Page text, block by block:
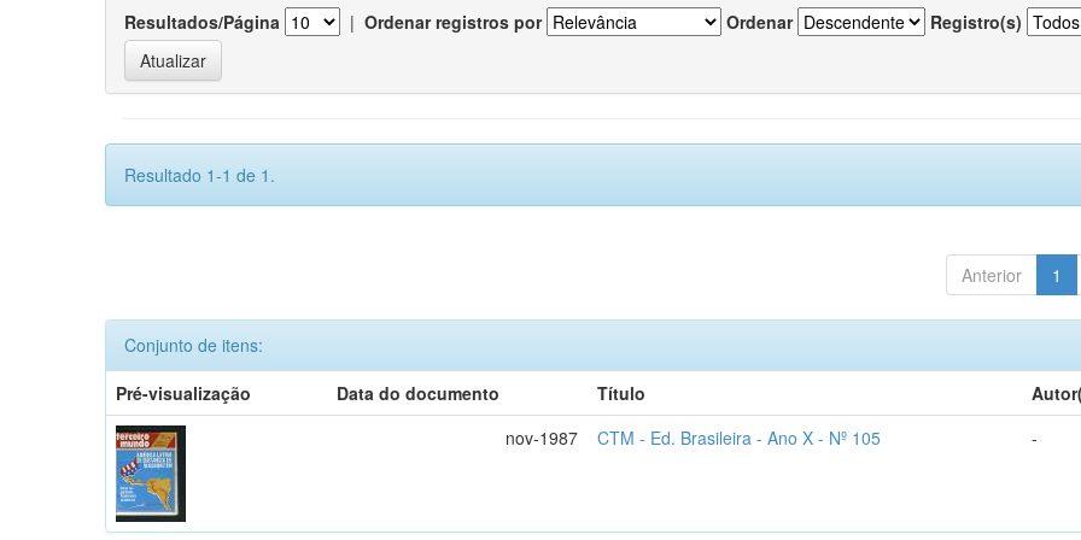
Resultados/Página | Ordenar registros por Ordenar Registro(s)
Resultado 1-1 de 1.
Anterior 1
Conjunto de itens:
Pré-visualização
Data do documento Título
nov-1987
CTM - Ed. Brasileira - Ano X - Nº 105 -